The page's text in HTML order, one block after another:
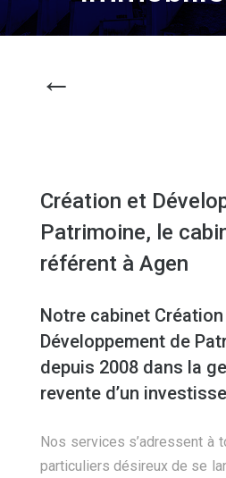
←
Création et
Patrimoine, le
référent à Agen
Notre cabinet
Développement de
depuis 2008 dans la
revente d’un
Nos services s’adressent à
particuliers désireux de se